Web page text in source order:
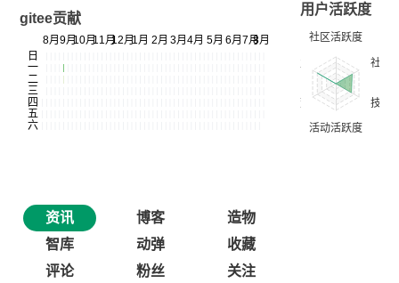
gitee贡献
用户活跃度
资讯 博客
造物
智库
动弹
收藏
评论
粉丝 关注